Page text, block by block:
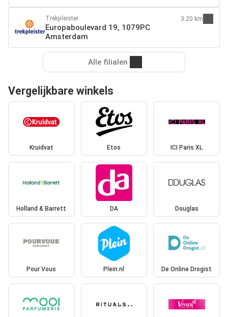
Trekpleister
Europaboulevard 19, 1079PC
Amsterdam
3.20 km
Alle filialen
Vergelijkbare winkels
Kruidvat Etos ICI Paris XL
Holland & Barrett DA Douglas
Pour Vous Plein.nl De Online Drogist